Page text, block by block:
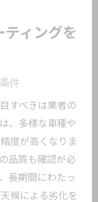
ィングを
件
すべきは業者の
、多様な車種や
度が高くなりま
品質も確認が必
長期間にわたっ
候による劣化を